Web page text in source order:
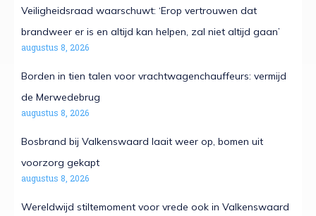
Veiligheidsraad waarschuwt: ‘Erop vertrouwen dat
brandweer er is en altijd kan helpen, zal niet altijd gaan’
augustus 8, 2026
Borden in tien talen voor vrachtwagenchauffeurs: vermijd
de Merwedebrug
augustus 8, 2026
Bosbrand bij Valkenswaard laait weer op, bomen uit
voorzorg gekapt
augustus 8, 2026
Wereldwijd stiltemoment voor vrede ook in Valkenswaard